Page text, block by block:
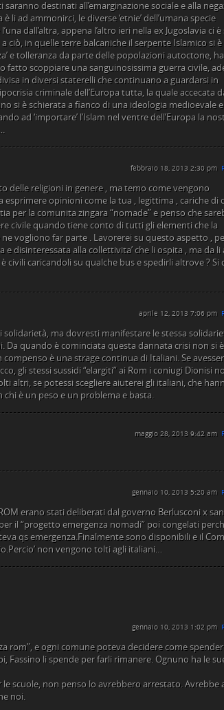
destinati all’emarginazione sociale e alla
li ad ammonirci, le diverse ‘etnie’ dell’umana specie
dall’altra, appena l’altro ieri nella ex Jugoslavia ci
ciò, in quelle terre balcaniche il serpente Islamico si è
e tolleranza da parte delle popolazioni autoctone,
fatto scoppiare una sanguinosissima guerra civile,
in diversi staterelli che continuano a guardarsi in
criminale dell’Europa tutta, la quale accecata
si è schierata a fianco di una ideologia medioevale e
ad ‘importare’ l’Islam nel ventre dell’Europa la
febbraio 18, 2013 2:30 pm
delle religioni in genere , ma temo come vengono
opinioni come la tua , legittima , cariche di
per la comunita zingara “nomade” e penso che
civile quando tiene conto di tutti gli elementi che la
vogliono far parte . Lavorerei su questo aspetto ,
e disinteressata alla collettivita’ che li ospita , ma da li
civili caricandoli su qualche bus e spedirli altrove ? Si
aprile 12, 2013 7:06 pm
solidarietà, ma dovresti manifestare le stessa
Da quando è cominciata questa dannata crisi non si è
è una strage continua di Italiani. Se
gli stessi sussidi “elargiti” ai Rom i coniugi Dionisi
altri, se potessi scegliere aiuterei gli italiani, che
è un peso e un problema e basta.
maggio 28, 2013 9:42 am
gennaio 10, 2013 5:20 am
erano stati deliberati dal governo Berlusconi x
il “progetto emergenza nomadi” poi congelati
qs emergenza.Finalmente sono disponibili e il
non vengono tolti agli italiani…
gennaio 10, 2013 1:02 pm
rom”, e ogni comune poteva decidere come
Fassino li spende per farli rimanere. Ognuno ha le
scuole, non penso lo avrebbero arrestato. Avrebbe
noi.